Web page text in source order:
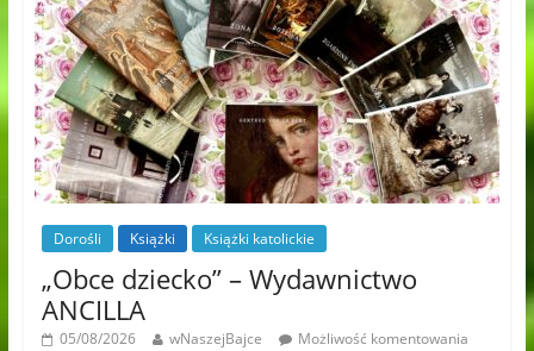
Dorośli Książki Książki katolickie
„Obce dziecko” – Wydawnictwo
ANCILLA
05/08/2026 wNaszejBajce
Możliwość komentowania